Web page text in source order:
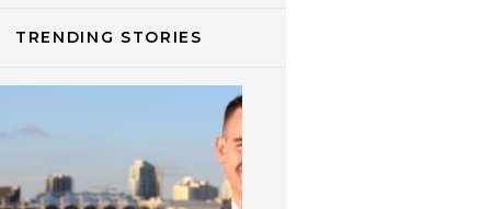
presenta la nuova
per Natale
firmati Cotril alla
del Cinema di
TRENDING STORIES